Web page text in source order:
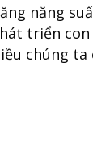
năng
triển
chúng ta